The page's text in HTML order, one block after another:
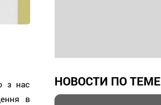
з нас
в
НОВОСТИ ПО ТЕМЕ